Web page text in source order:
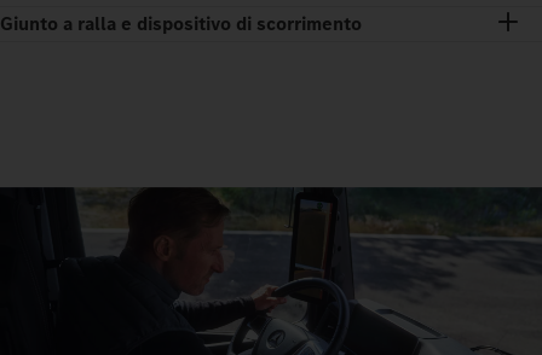
Giunto a ralla e dispositivo di scorrimento